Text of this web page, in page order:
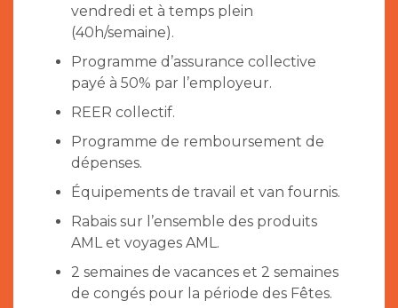
vendredi et à temps plein
(40h/semaine).
Programme d’assurance collective
payé à 50% par l’employeur.
REER collectif.
Programme de remboursement de
dépenses.
Équipements de travail et van fournis.
Rabais sur l’ensemble des produits
AML et voyages AML.
2 semaines de vacances et 2 semaines
de congés pour la période des Fêtes.